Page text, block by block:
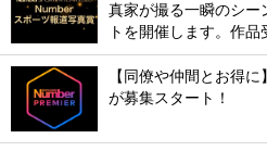
真家が撮る一瞬のシー
トを開催します。作品
【同僚や仲間とお得
が募集スタート！